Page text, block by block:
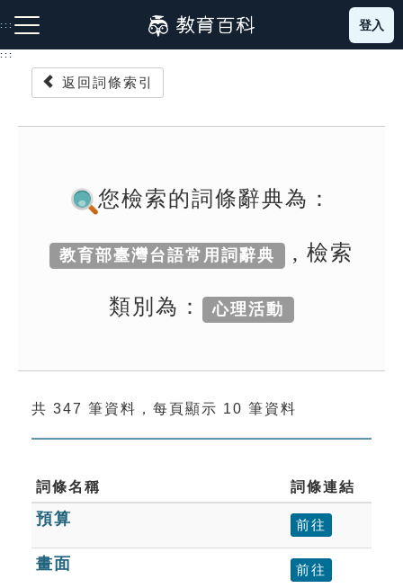
到
主
:::
成語故事
索引選單
單字索引
生命大百科索引
遊戲專區
登入
:::
返回詞條索引
您檢索的詞條辭典為：
教育部臺灣台語常用詞辭典 , 檢索
類別為： 心理活動
共 347 筆資料，每頁顯示 10 筆資料
詞條名稱 詞條連結
預算 前往
畫面 前往